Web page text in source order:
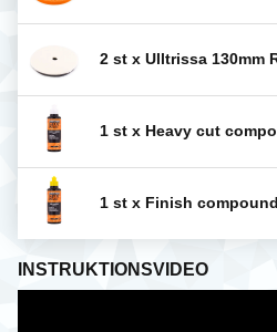
2 st x Ulltrissa 130mm
1 st x Heavy cut
1 st x Finish compound
INSTRUKTIONSVIDEO